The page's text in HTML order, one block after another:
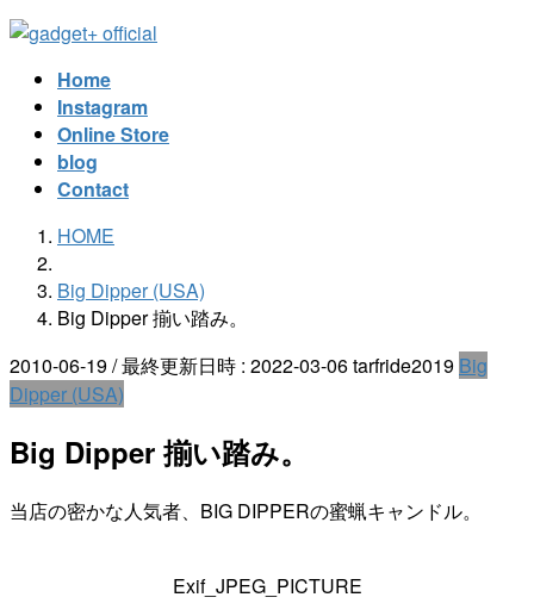
コ
ナ
Home
Instagram
Online Store
blog
Contact
HOME
Big Dipper (USA)
Big Dipper 揃い踏み。
2010-06-19/ 最終更新日時 : 2022-03-06tarfride2019 Big
Dipper (USA)
Big Dipper 揃い踏み。
当店の密かな人気者、BIG DIPPERの蜜蝋キャンドル。
Exif_JPEG_PICTURE